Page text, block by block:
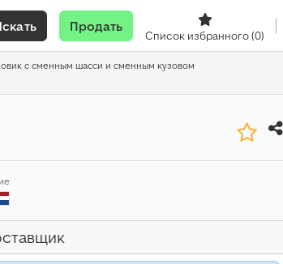
Продать
Список избранного(0)
с сменным шасси и сменным кузовом